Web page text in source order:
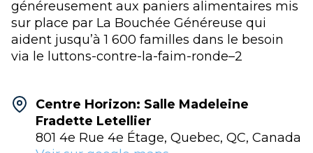
généreusement aux paniers alimentaires mis
sur place par La Bouchée Généreuse qui
aident jusqu’à 1 600 familles dans le besoin
via le luttons-contre-la-faim-ronde–2
Centre Horizon: Salle Madeleine
Fradette Letellier
801 4e Rue 4e Étage, Quebec, QC, Canada